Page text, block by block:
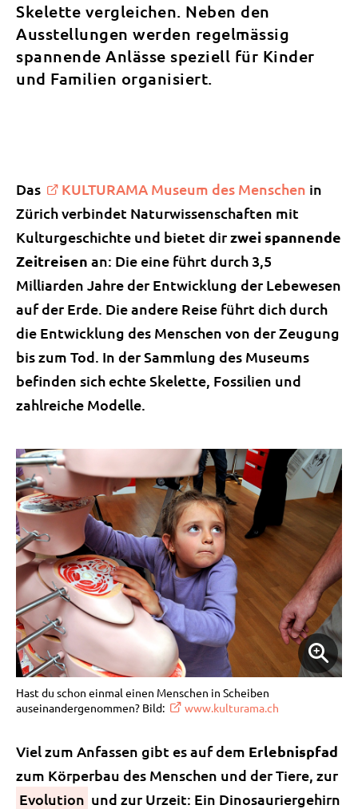
Skelette vergleichen. Neben den
Ausstellungen werden regelmässig
spannende Anlässe speziell für Kinder
und Familien organisiert.
Das KULTURAMA Museum des Menschen in
Zürich verbindet Naturwissenschaften mit
Kulturgeschichte und bietet dirzwei spannende
Zeitreisen an: Die eine führt durch 3,5
Milliarden Jahre der Entwicklung der Lebewesen
auf der Erde. Die andere Reise führt dich durch
die Entwicklung des Menschen von der Zeugung
bis zum Tod. In der Sammlung des Museums
befinden sich echte Skelette, Fossilien und
zahlreiche Modelle.
Hast du schon einmal einen Menschen in Scheiben
auseinandergenommen? Bild:
www.kulturama.ch
Viel zum Anfassen gibt es auf dem Erlebnispfad
zum Körperbau des Menschen und der Tiere, zur
Evolution und zur Urzeit: Ein Dinosauriergehirn